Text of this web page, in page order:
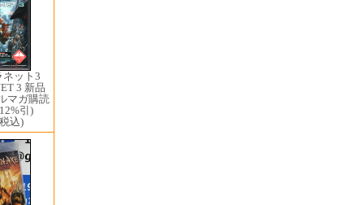
ット3
3 新品
マガ購読
引)
込)